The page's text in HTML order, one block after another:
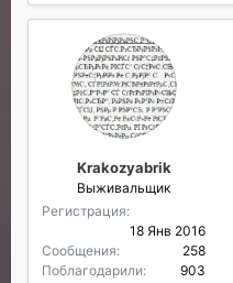
Krakozyabrik
Выживальщик
Регистрация
18 Янв 2016
Сообщения
258
Поблагодарили
903